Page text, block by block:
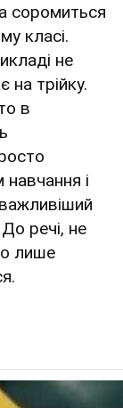
соромиться
класі.
не
трійку.
в
і
речі, не
лише